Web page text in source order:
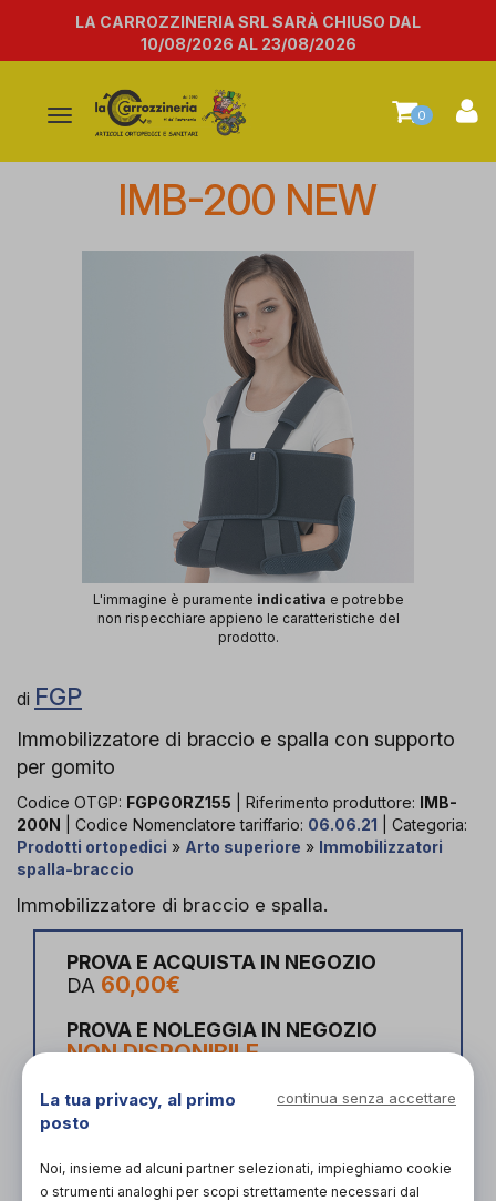
LA CARROZZINERIA SRL SARÀ CHIUSO DAL
10/08/2026 AL 23/08/2026
Attiva/disattiva
navigazione
0
IMB-200 NEW
L'immagine è puramente indicativa e potrebbe
non rispecchiare appieno le caratteristiche del
prodotto.
di FGP
Immobilizzatore di braccio e spalla con supporto
per gomito
Codice OTGP: FGPGORZ155 | Riferimento produttore: IMB-
200N | Codice Nomenclatore tariffario: 06.06.21
| Categoria:
Prodotti ortopedici » Arto superiore » Immobilizzatori
spalla-braccio
Immobilizzatore di braccio e spalla.
PROVA E ACQUISTA IN NEGOZIO
DA 60,00€
PROVA E NOLEGGIA IN NEGOZIO
NON DISPONIBILE
ACQUISTA ONLINE
NON DISPONIBILE
La tua privacy, al primo
posto
continua senza accettare
Noi, insieme ad alcuni partner selezionati, impieghiamo cookie
o strumenti analoghi per scopi strettamente necessari dal